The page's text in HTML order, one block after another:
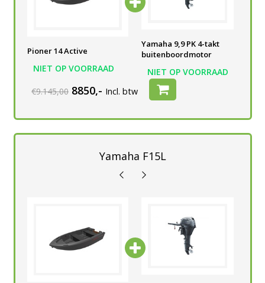
Pioner 14 Active
NIET OP VOORRAAD
buitenboordmotor
NIET OP VOORRAAD
Yamaha 9,9 PK 4-takt
buitenboordmotor
NIET OP VOORRAAD
€9.145,00 8850,- Incl. btw
Yamaha F15L